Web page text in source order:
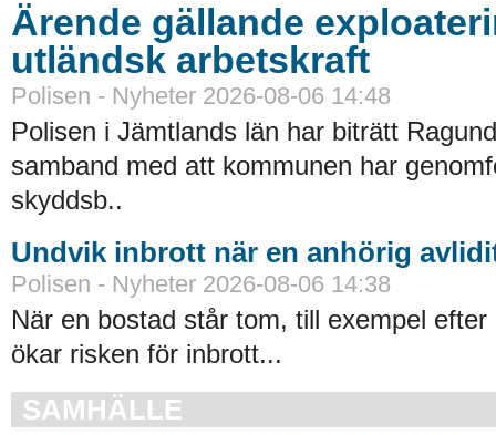
Ärende gällande
utländsk arbetskraft
Polisen - Nyheter 2026-08-06 14:48
Polisen i Jämtlands län har biträtt
samband med att kommunen har
skyddsb..
Undvik inbrott när en anhörig
Polisen - Nyheter 2026-08-06 14:38
När en bostad står tom, till exempel
ökar risken för inbrott...
SAMHÄLLE